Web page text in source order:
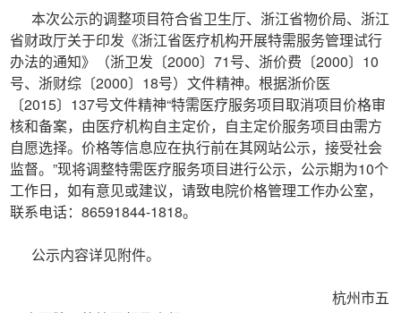
本次公示的调整项目符合省卫生厅、浙江省物价局、浙江
省财政厅关于印发《浙江省医疗机构开展特需服务管理试行
办法的通知》（浙卫发〔2000〕71号、浙价费〔2000〕10
号、浙财综〔2000〕18号）文件精神。根据浙价医
〔2015〕137号文件精神“特需医疗服务项目取消项目价格审
核和备案，由医疗机构自主定价，自主定价服务项目由需方
自愿选择。价格等信息应在执行前在其网站公示，接受社会
监督。”现将调整特需医疗服务项目进行公示，公示期为10个
工作日，如有意见或建议，请致电院价格管理工作办公室，
联系电话：86591844-1818。
公示内容详见附件。
杭州市五